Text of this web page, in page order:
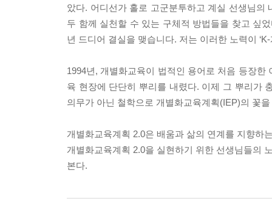
았다. 어디선가 홀로 고군분투하고 계실 선생님
두 함께 실천할 수 있는 구체적 방법들을 찾고 싶
년 드디어 결실을 맺습니다. 저는 이러한 노력이
1994년, 개별화교육이 법적인 용어로 처음 등장
육 현장에 단단히 뿌리를 내렸다. 이제 그 뿌리가
의무가 아닌 철학으로 개별화교육계획(IEP)의 꽃
개별화교육계획 2.0은 배움과 삶의 연계를 지향하
개별화교육계획 2.0을 실현하기 위한 선생님들의
본다.